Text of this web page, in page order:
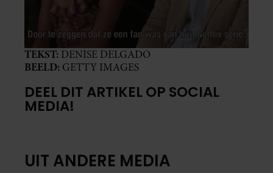
TEKST: DENISE DELGADO
BEELD: GETTY IMAGES
DEEL DIT ARTIKEL OP SOCIAL
MEDIA!
UIT ANDERE MEDIA